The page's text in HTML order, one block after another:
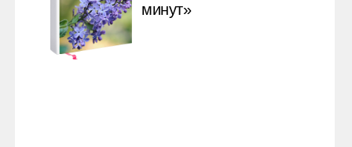
минут»